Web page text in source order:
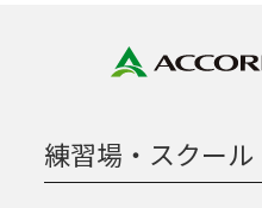
練習場・スクール